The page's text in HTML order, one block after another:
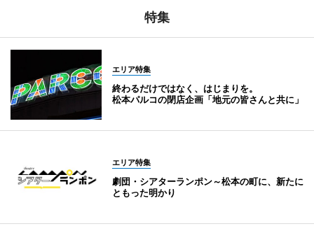
特集
エリア特集
終わるだけではなく、はじまりを。
松本パルコの閉店企画「地元の皆さんと共に」
エリア特集
劇団・シアターランポン～松本の町に、新たに
ともった明かり